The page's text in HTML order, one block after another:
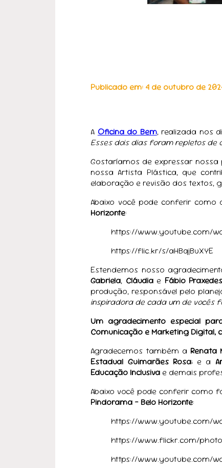
Publicado em: 4 de outubro de
A Oficina do Bem, realizada nos
Esses dois dias foram repletos de
Gostaríamos de expressar
nossa Artista Plástica, que
elaboração e revisão dos textos,
Abaixo você pode conferir como
Horizonte:
https://www.youtube.com/
https://flic.kr/s/aHBqjBuXYE
Estendemos nosso
Gabriela, Cláudiae Fábio Praxedes
produção, responsável pelo
inspiradora de cada um de vocês
Um agradecimento especial
Comunicação e Marketing
Agradecemos também aRenata
Estadual Guimarães Rosa; e a
Educação Inclusiva e demais
Abaixo você pode conferir como
Pindorama - Belo Horizonte:
https://www.youtube.com/
https://www.flickr.com/
https://www.youtube.com/